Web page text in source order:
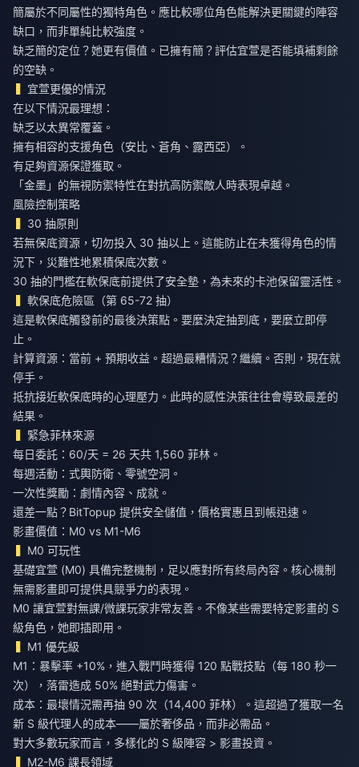
簡屬於不同屬性的獨特角色。應比較哪位角色能解決更關鍵的陣容
缺口，而非單純比較強度。
缺乏簡的定位？她更有價值。已擁有簡？評估宜萱是否能填補剩餘
的空缺。
宜萱更優的情況
在以下情況最理想：
缺乏以太異常覆蓋。
擁有相容的支援角色（安比、蒼角、露西亞）。
有足夠資源保證獲取。
「金墨」的無視防禦特性在對抗高防禦敵人時表現卓越。
風險控制策略
30 抽原則
若無保底資源，切勿投入 30 抽以上。這能防止在未獲得角色的情
況下，災難性地累積保底次數。
30 抽的門檻在軟保底前提供了安全墊，為未來的卡池保留靈活性。
軟保底危險區（第 65-72 抽）
這是軟保底觸發前的最後決策點。要麼決定抽到底，要麼立即停
止。
計算資源：當前 + 預期收益。超過最糟情況？繼續。否則，現在就
停手。
抵抗接近軟保底時的心理壓力。此時的感性決策往往會導致最差的
結果。
緊急菲林來源
每日委託：60/天 = 26 天共 1,560 菲林。
每週活動：式輿防衛、零號空洞。
一次性獎勵：劇情內容、成就。
還差一點？BitTopup 提供安全儲值，價格實惠且到帳迅速。
影畫價值：M0 vs M1-M6
M0 可玩性
基礎宜萱 (M0) 具備完整機制，足以應對所有終局內容。核心機制
無需影畫即可提供具競爭力的表現。
M0 讓宜萱對無課/微課玩家非常友善。不像某些需要特定影畫的 S
級角色，她即插即用。
M1 優先級
M1：暴擊率 +10%，進入戰鬥時獲得 120 點戰技點（每 180 秒一
次），落雷造成 50% 絕對武力傷害。
成本：最壞情況需再抽 90 次（14,400 菲林）。這超過了獲取一名
新 S 級代理人的成本——屬於奢侈品，而非必需品。
對大多數玩家而言，多樣化的 S 級陣容 > 影畫投資。
M2-M6 課長領域